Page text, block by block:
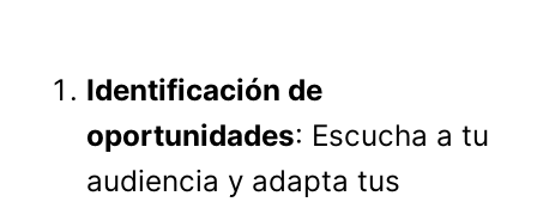
Identificación de
oportunidades: Escucha a tu
audiencia y adapta tus